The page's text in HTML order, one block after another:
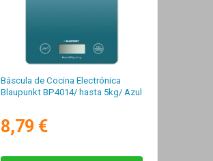
Báscula de Cocina Electrónica
Blaupunkt BP4014/ hasta 5kg/ Azul
8,79 €